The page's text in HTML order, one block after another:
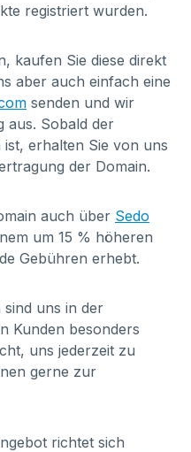
registriert wurden.
kaufen Sie diese direkt
aber auch einfach eine
senden und wir
aus. Sobald der
erhalten Sie von uns
der Domain.
auch über Sedo
um 15 % höheren
Gebühren erhebt.
uns in der
Kunden besonders
uns jederzeit zu
gerne zur
richtet sich